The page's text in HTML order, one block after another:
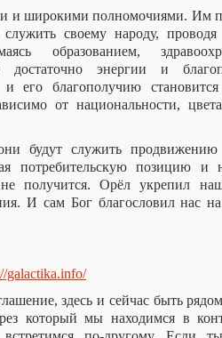
и широкими полномочиями. Им
своему народу,
образованием,
энергии и
его благополучию становится
от национальности,
будут служить
потребительскую позицию и
получится. Орёл укрепил
И сам Бог благословил нас
galactika.info/
здесь и сейчас быть
который мы находимся в